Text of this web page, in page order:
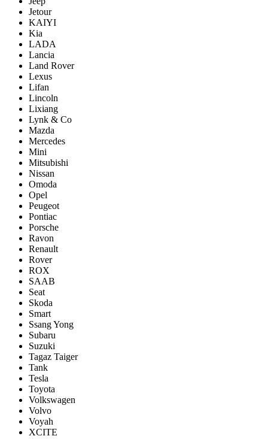
Jetour
KAIYI
Kia
LADA
Lancia
Land Rover
Lexus
Lifan
Lincoln
Lixiang
Lynk & Co
Mazda
Mercedes
Mini
Mitsubishi
Nissan
Omoda
Opel
Peugeot
Pontiac
Porsсhe
Ravon
Renault
Rover
ROX
SAAB
Seat
Skoda
Smart
Ssang Yong
Subaru
Suzuki
Tagaz Taiger
Tank
Tesla
Toyota
Volkswagen
Volvo
Voyah
XCITE